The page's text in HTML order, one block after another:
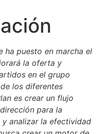
ha puesto en marcha el
la oferta y
en el grupo
los diferentes
es crear un flujo
para la
analizar la efectividad